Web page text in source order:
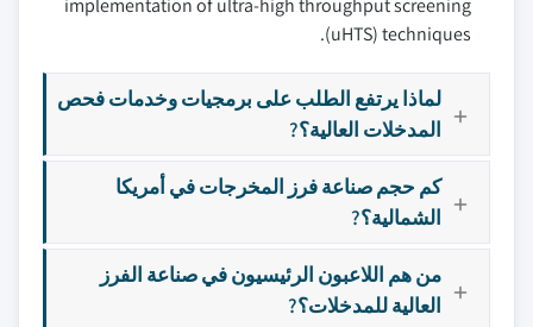
implementation of ultra-high throughput screening
(uHTS) techniques.
لماذا يرتفع الطلب على برمجيات وخدمات فحص
المدخلات العالية؟?
كم حجم صناعة فرز المخرجات في أمريكا
الشمالية؟?
من هم اللاعبون الرئيسيون في صناعة الفرز
العالية للمدخلات؟?